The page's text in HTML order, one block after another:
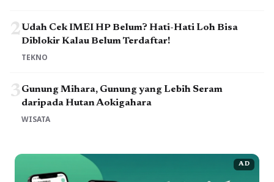
2Udah Cek IMEI HP Belum? Hati-Hati Loh Bisa
Diblokir Kalau Belum Terdaftar!
TEKNO
3Gunung Mihara, Gunung yang Lebih Seram
daripada Hutan Aokigahara
WISATA
AD